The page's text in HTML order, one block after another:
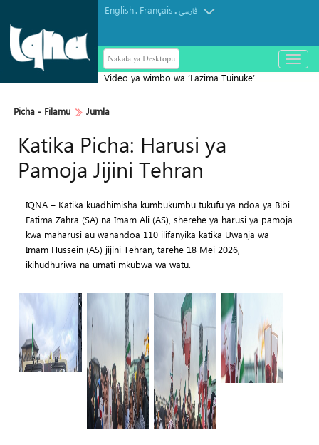
English. Français.فارسی
Nakala ya Desktopu
باز
و
Video ya wimbo wa ‘Lazima Tuinuke’
Picha‎ - Filamu‎
Jumla
Katika Picha: Harusi ya
Pamoja Jijini Tehran
IQNA – Katika kuadhimisha kumbukumbu tukufu ya ndoa ya Bibi
Fatima Zahra (SA) na Imam Ali (AS), sherehe ya harusi ya pamoja
kwa maharusi au wanandoa 110 ilifanyika katika Uwanja wa
Imam Hussein (AS) jijini Tehran, tarehe 18 Mei 2026,
ikihudhuriwa na umati mkubwa wa watu.